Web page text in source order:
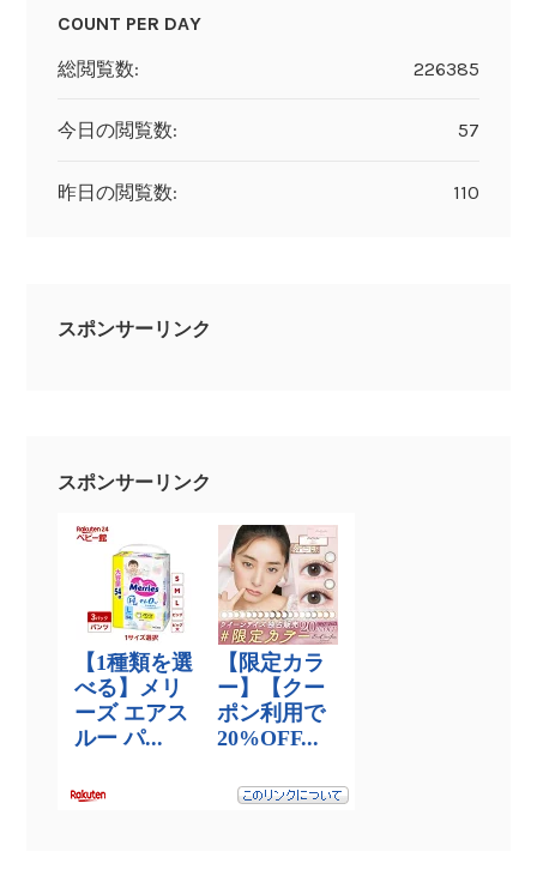
COUNT PER DAY
226385
総閲覧数:
57
今日の閲覧数:
110
昨日の閲覧数:
スポンサーリンク
スポンサーリンク